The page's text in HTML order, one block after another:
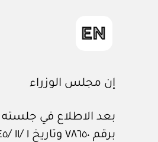
إن مجلس الوزراء
بعد الاطلاع في جلسته
برقم ٧٨٦٥٠ وتاريخ ١ /١١ /١٤٤٥هـ، في شأن مشروع نظام جمع التبرعات.